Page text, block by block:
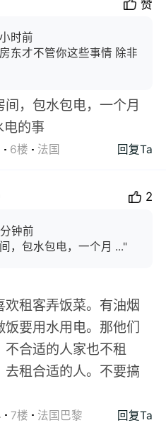
赞
时前
东才不管你这些事情 除非
，包水包电，一个月
的事
6楼 法国 回复Ta
2
钟前
，包水包电，一个月 ..."
欢租客弄饭菜。有油烟
饭要用水用电。那他们
不合适的人家也不租
去租合适的人。不要搞
7楼 法国巴黎 回复Ta